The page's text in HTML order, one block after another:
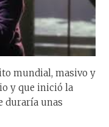
mundial, masivo y
y que inició la
duraría unas